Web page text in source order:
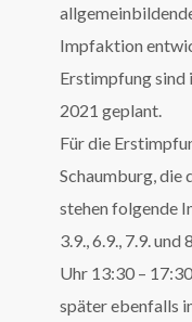
Impfaktion
Erstimpfung sind
2021 geplant.
Für die
Schaumburg, die
stehen folgende
3.9., 6.9., 7.9.
Uhr 13:30 –
später ebenfalls